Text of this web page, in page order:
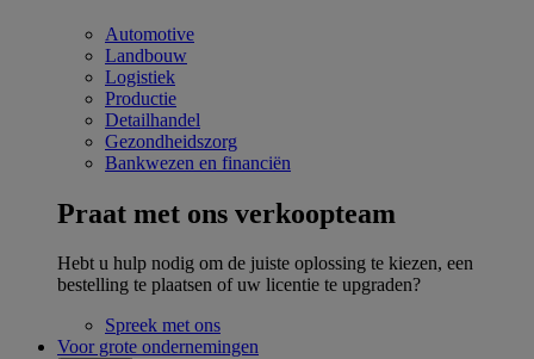
Automotive
Landbouw
Logistiek
Productie
Detailhandel
Gezondheidszorg
Bankwezen en financiën
Praat met ons verkoopteam
Hebt u hulp nodig om de juiste oplossing te kiezen, een
bestelling te plaatsen of uw licentie te upgraden?
Spreek met ons
Voor grote ondernemingen